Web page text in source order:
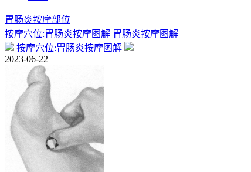
胃肠炎按摩部位
按摩穴位:胃肠炎按摩图解 胃肠炎按摩图解
按摩穴位:胃肠炎按摩图解
2023-06-22